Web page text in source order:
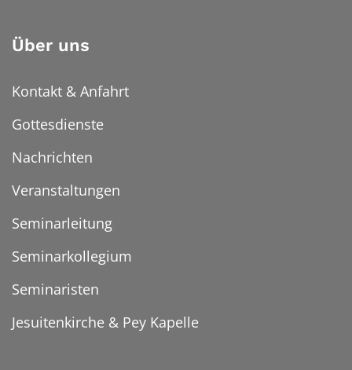
Über uns
Kontakt & Anfahrt
Gottesdienste
Nachrichten
Veranstaltungen
Seminarleitung
Seminarkollegium
Seminaristen
Jesuitenkirche & Pey Kapelle